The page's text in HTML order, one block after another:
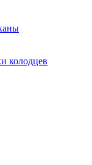
колодцев